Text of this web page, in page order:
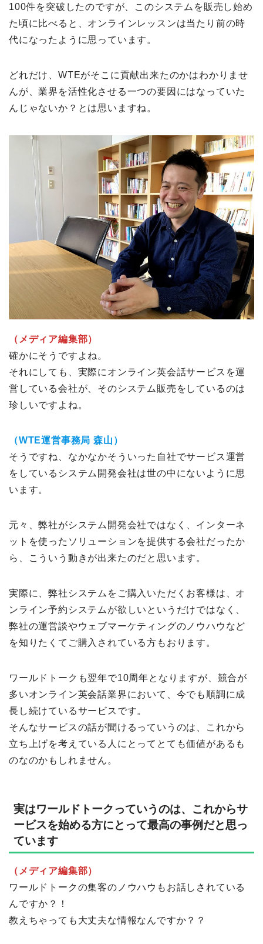
100件を突破したのですが、このシステムを販売し始め
た頃に比べると、オンラインレッスンは当たり前の時
代になったように思っています。
どれだけ、WTEがそこに貢献出来たのかはわかりませ
んが、業界を活性化させる一つの要因にはなっていた
んじゃないか？とは思いますね。
（メディア編集部）
確かにそうですよね。
それにしても、実際にオンライン英会話サービスを運
営している会社が、そのシステム販売をしているのは
珍しいですよね。
（WTE運営事務局 森山）
そうですね、なかなかそういった自社でサービス運営
をしているシステム開発会社は世の中にないように思
います。
元々、弊社がシステム開発会社ではなく、インターネ
ットを使ったソリューションを提供する会社だったか
ら、こういう動きが出来たのだと思います。
実際に、弊社システムをご購入いただくお客様は、オ
ンライン予約システムが欲しいというだけではなく、
弊社の運営談やウェブマーケティングのノウハウなど
を知りたくてご購入されている方もおります。
ワールドトークも翌年で10周年となりますが、競合が
多いオンライン英会話業界において、今でも順調に成
長し続けているサービスです。
そんなサービスの話が聞けるっていうのは、これから
立ち上げを考えている人にとってとても価値があるも
のなのかもしれません。
実はワールドトークっていうのは、これからサ
ービスを始める方にとって最高の事例だと思っ
ています
（メディア編集部）
ワールドトークの集客のノウハウもお話しされている
んですか？！
教えちゃっても大丈夫な情報なんですか？？